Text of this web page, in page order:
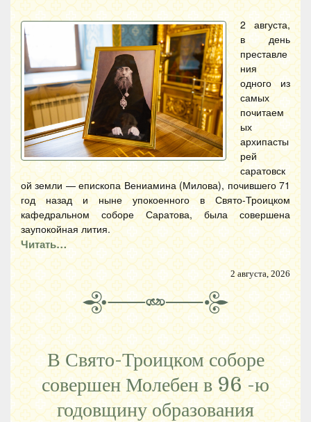
2 августа,
в день
преставле
ния
одного из
самых
почитаем
ых
архипасты
рей
саратовск
ой земли — епископа Вениамина (Милова), почившего 71
год назад и ныне упокоенного в Свято-Троицком
кафедральном соборе Саратова, была совершена
заупокойная лития.
Читать…
2 августа, 2026
В Свято-Троицком соборе
совершен Молебен в 96 -ю
годовщину образования